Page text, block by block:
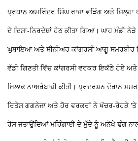
ਪ੍ਰਧਾਨ ਅਮਰਿੰਦਰ ਸਿੰਘ ਰਾਜਾ ਵੜਿੰਗ ਅਤੇ ਜ਼ਿਲ੍ਹਾ
ਦੇ ਦਿਸ਼ਾ-ਨਿਰਦੇਸ਼ਾਂ ਹੇਠ ਕੀਤਾ ਗਿਆ। ਘਾਹ ਮੰਡੀ
ਘੁਬਾਇਆ ਅਤੇ ਸੀਨੀਅਰ ਕਾਂਗਰਸੀ ਆਗੂ ਸਮਰਬੀਰ
ਵੱਡੀ ਗਿਣਤੀ ਵਿੱਚ ਕਾਂਗਰਸੀ ਵਰਕਰ ਇਕੱਠੇ ਹੋਏ ਅਤੇ
ਖ਼ਿਲਾਫ਼ ਨਾਅਰੇਬਾਜ਼ੀ ਕੀਤੀ। ਪ੍ਰਦਰਸ਼ਨ ਦੌਰਾਨ
ਰਿਤੇਸ਼ ਗਗਨੇਜਾ ਅਤੇ ਹੋਰ ਵਰਕਰਾਂ ਨੇ ਖੱਚਰ-ਰੇਹੜੇ
ਰੋਸ ਜਤਾਉਂਦਿਆਂ ਮਹਿੰਗਾਈ ਦੇ ਮੁੱਦੇ ਨੂੰ ਅਨੋਖੇ ਢੰਗ